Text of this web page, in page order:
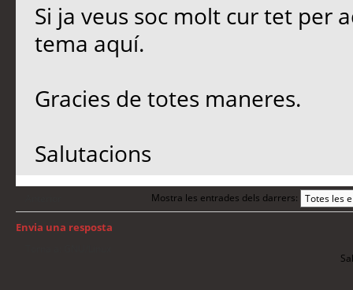
Si ja veus soc molt cur tet per
tema aquí.
Gracies de totes maneres.
Salutacions
Mostra les entrades dels darrers:
Envia una resposta